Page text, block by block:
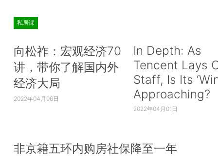
私房课
向松祚：宏观经济70
讲，带你了解国内外
经济大局
2022年04月06日
In Depth: As
Tencent Lays
Staff, Is Its
Approaching?
2022年04月01日
非京籍五环内购房社保降至一年